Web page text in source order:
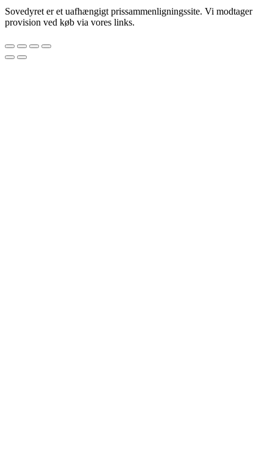
Sovedyret er et uafhængigt prissammenligningssite. Vi modtager
provision ved køb via vores links.